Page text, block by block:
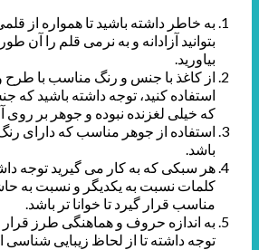
به خاطر داشته باشید تا همواره از
بتوانید آزادانه و به نرمی قلم را آن
بیاورید.
از کاغذ با جنس و رنگ مناسب با
استفاده کنید، توجه داشته باشید
که خیلی لغزنده نبوده و جوهر بر
استفاده از جوهر مناسب که دارای
باشد.
هر سبکی که به کار می گیرید توجه
کلمات نسبت به یکدیگر و نسبت به
مناسب قرار گیرد تا خوانا تر باشد.
به اندازه حروف و هماهنگی طرز
توجه داشته تا از لحاظ زیبایی شناسی